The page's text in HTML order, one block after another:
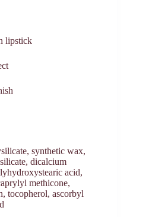
lipstick
synthetic wax,
dicalcium
acid,
methicone,
tocopherol, ascorbyl